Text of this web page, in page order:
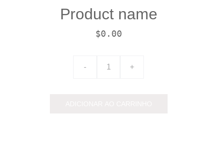
Product name
$0.00
- +